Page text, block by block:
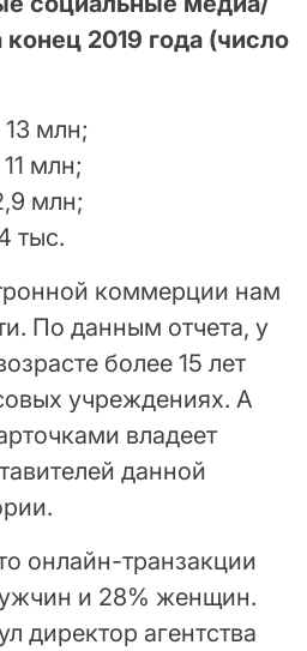
2019 года (число
млн;
млн;
млн;
тыс.
коммерции нам
По данным отчета, у
более 15 лет
учреждениях. А
владеет
данной
онлайн-транзакции
и 28% женщин.
директор агентства